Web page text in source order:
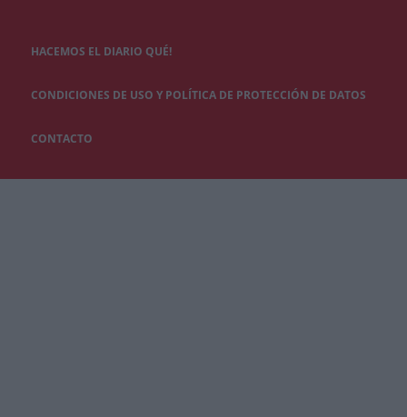
HACEMOS EL DIARIO QUÉ!
CONDICIONES DE USO Y POLÍTICA DE PROTECCIÓN DE DATOS
CONTACTO